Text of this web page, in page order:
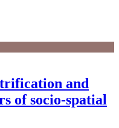
and
of socio-spatial